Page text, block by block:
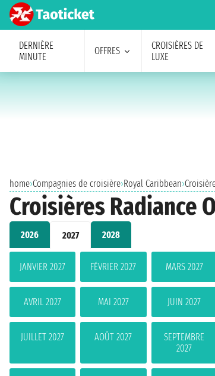
DERNIÈRE
MINUTE
OFFRES
CROISIÈRES DE
LUXE
home›Compagnies de croisière›Royal Caribbean›
Croisières Radiance
2026 2027 2028
JANVIER 2027 FÉVRIER 2027 MARS 2027
AVRIL 2027 MAI 2027 JUIN 2027
JUILLET 2027 AOÛT 2027
SEPTEMBRE
2027